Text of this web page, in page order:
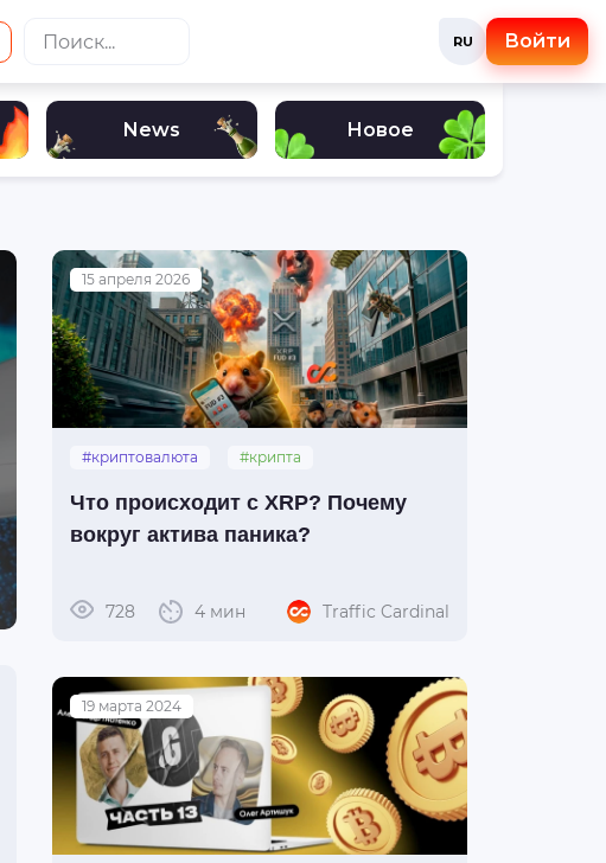
RU Войти
News Новое
15 апреля 2026
#криптовалюта
#крипта
Что происходит с XRP? Почему
вокруг актива паника?
728 4 мин Traffic Cardinal
19 марта 2024